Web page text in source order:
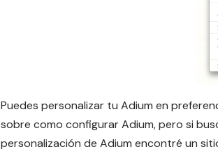
Puedes personalizar tu Adium en
sobre como configurar Adium, pero si
personalización de Adium encontré un